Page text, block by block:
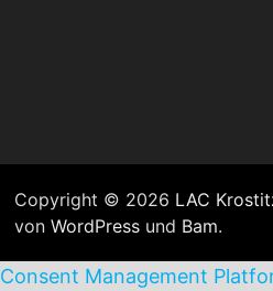
Copyright © 2026 LAC
von WordPressund Bam.
Consent Management